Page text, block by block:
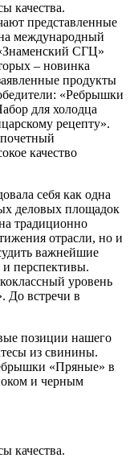
качества.
представленные
международный
СГЦ»
– новинка
продукты
«Ребрышки
для холодца
рецепту».
качество
себя как одна
деловых площадок
традиционно
отрасли, но и
важнейшие
перспективы.
уровень
До встречи в
позиции нашего
из свинины.
«Пряные» в
и черным
качества.